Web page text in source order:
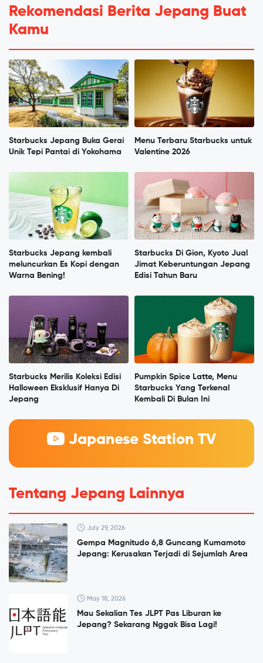
Rekomendasi Berita Jepang Buat
Kamu
Starbucks Jepang Buka Gerai
Unik Tepi Pantai di Yokohama
Menu Terbaru Starbucks untuk
Valentine 2026
Starbucks Jepang kembali
meluncurkan Es Kopi dengan
Warna Bening!
Starbucks Di Gion, Kyoto Jual
Jimat Keberuntungan Jepang
Edisi Tahun Baru
Starbucks Merilis Koleksi Edisi
Halloween Eksklusif Hanya Di
Jepang
Pumpkin Spice Latte, Menu
Starbucks Yang Terkenal
Kembali Di Bulan Ini
Japanese Station TV
Tentang Jepang Lainnya
July 29, 2026
Gempa Magnitudo 6,8 Guncang Kumamoto
Jepang: Kerusakan Terjadi di Sejumlah Area
May 18, 2026
Mau Sekalian Tes JLPT Pas Liburan ke
Jepang? Sekarang Nggak Bisa Lagi!